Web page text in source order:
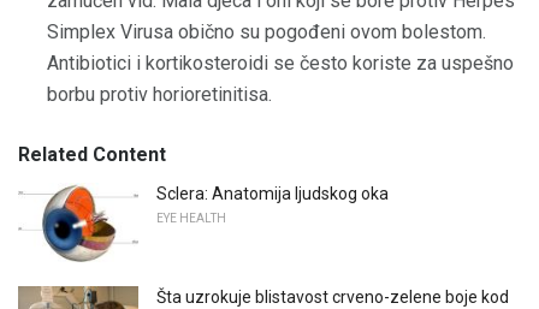
Simplex Virusa obično su pogođeni ovom bolestom.
Antibiotici i kortikosteroidi se često koriste za uspešno
borbu protiv horioretinitisa.
Related Content
Sclera: Anatomija ljudskog oka
EYE HEALTH
Šta uzrokuje blistavost crveno-zelene boje kod